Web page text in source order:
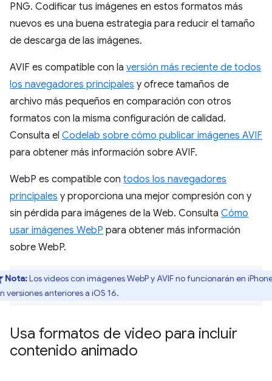
PNG. Codificar tus imágenes en estos formatos más
nuevos es una buena estrategia para reducir el tamaño
de descarga de las imágenes.
AVIF es compatible con la versión más reciente de todos
los navegadores principales y ofrece tamaños de
archivo más pequeños en comparación con otros
formatos con la misma configuración de calidad.
Consulta el Codelab sobre cómo publicar imágenes AVIF
para obtener más información sobre AVIF.
WebP es compatible con todos los navegadores
principales y proporciona una mejor compresión con y
sin pérdida para imágenes de la Web. Consulta Cómo
usar imágenes WebP para obtener más información
sobre WebP.
Nota:Los videos con imágenes WebP y AVIF no funcionarán en
versiones anteriores a iOS 16.
Usa formatos de video para incluir
contenido animado